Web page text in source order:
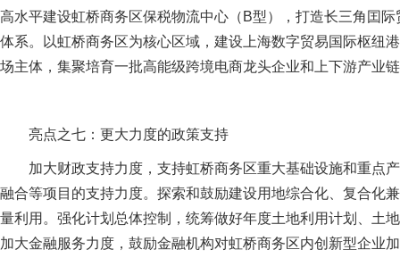
高水平建设虹桥商务区保税物流中心（B型），打造长三角囯
体系。以虹桥商务区为核心区域，建设上海数字贸易国际枢纽
场主体，集聚培育一批高能级跨境电商龙头企业和上下游产业
亮点之七：更大力度的政策支持
加大财政支持力度，支持虹桥商务区重大基础设施和重点
融合等项目的支持力度。探索和鼓励建设用地综合化、复合化
量利用。强化计划总体控制，统筹做好年度土地利用计划、土
加大金融服务力度，鼓励金融机构对虹桥商务区内创新型企业